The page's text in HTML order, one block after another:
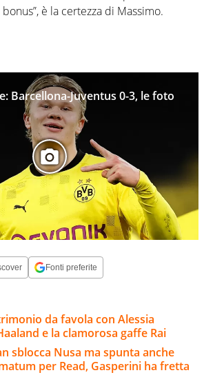
è la certezza di Massimo.
Barcellona-Juventus 0-3, le foto
Fonti preferite
da favola con Alessia
e la clamorosa gaffe Rai
sblocca Nusa ma spunta anche
per Read, Gasperini ha fretta